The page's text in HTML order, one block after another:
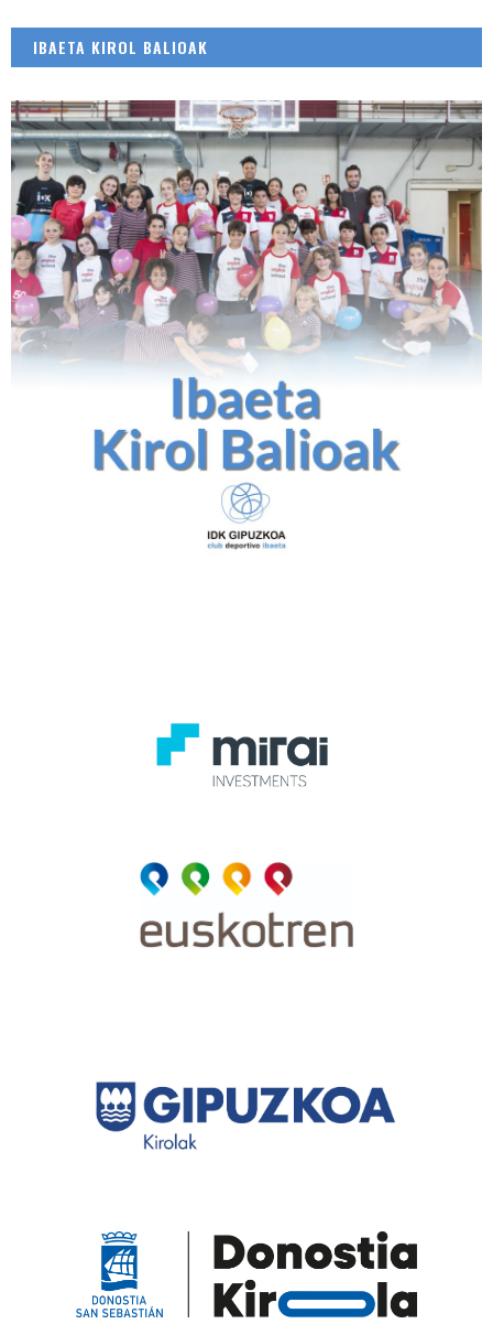
IBAETA KIROL BALIOAK